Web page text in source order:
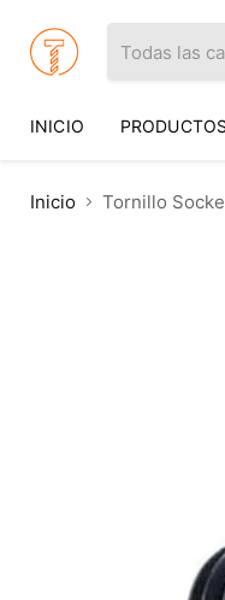
Todas las
INICIO
Inicio Tornillo